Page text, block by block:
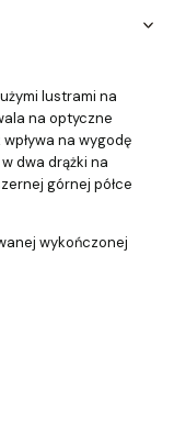
lustrami na
na optyczne
na wygodę
dwa drążki na
górnej półce
wykończonej